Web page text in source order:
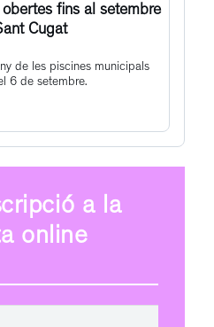
fins al setembre
Cugat
de les piscines municipals
6 de setembre.
a la
online